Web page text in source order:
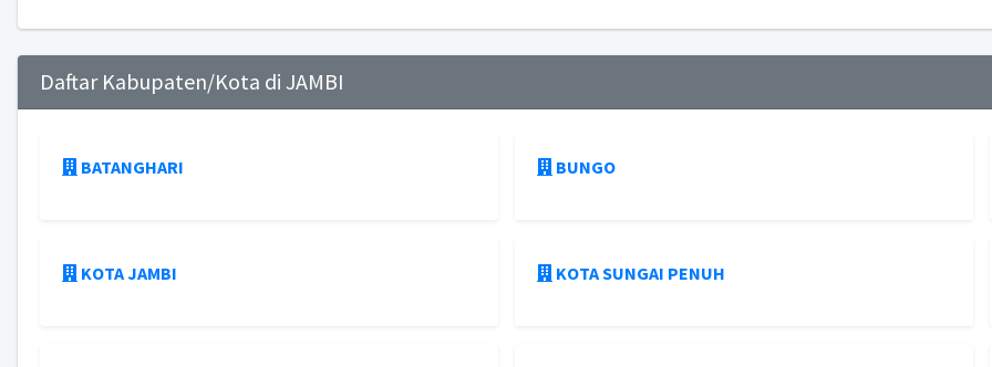
Daftar Kabupaten/Kota di JAMBI
BATANGHARI BUNGO
KOTA JAMBI KOTA SUNGAI PENUH